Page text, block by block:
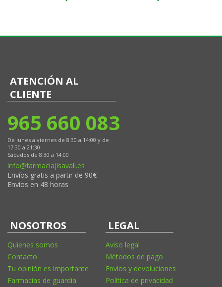
ATENCIÓN AL
CLIENTE
965 660 083
De lunes a viernes de 8:30 a 14:00 y de
17:30 a 21:30
Sábados de 8:30 a 14:00
info@farmaciajlsavall.es
Envíos gratis a partir de 90€
Envíos en 48 horas
NOSOTROS
Quienes somos
Contacto
Tu opinión es importante
Farmacias de guardia
LEGAL
Aviso legal
Métodos de pago
Envíos y devoluciones
Política de privacidad